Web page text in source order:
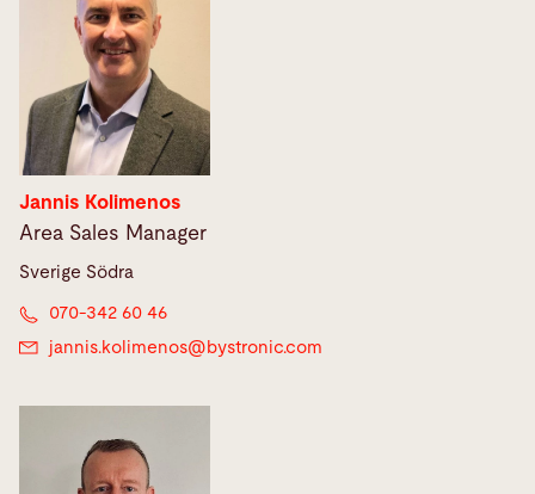
Jannis Kolimenos
Area Sales Manager
Sverige Södra
070-342 60 46
jannis.kolimenos@ bystronic.com